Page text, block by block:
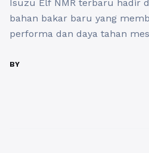
Isuzu Elf NMR terbaru hadir
bahan bakar baru yang
performa dan daya tahan
adalah New Fuel filter
BY